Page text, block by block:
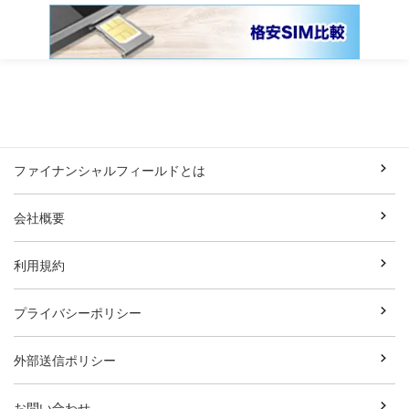
ファイナンシャルフィールドとは
会社概要
利用規約
プライバシーポリシー
外部送信ポリシー